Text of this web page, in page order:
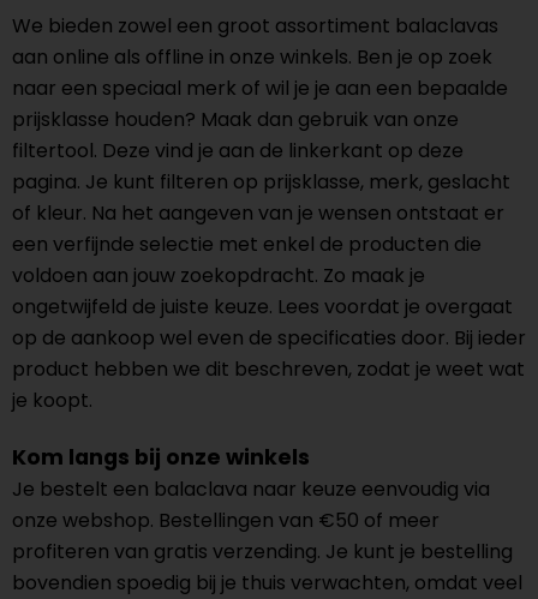
We bieden zowel een groot assortiment balaclavas
aan online als offline in onze winkels. Ben je op zoek
naar een speciaal merk of wil je je aan een bepaalde
prijsklasse houden? Maak dan gebruik van onze
filtertool. Deze vind je aan de linkerkant op deze
pagina. Je kunt filteren op prijsklasse, merk, geslacht
of kleur. Na het aangeven van je wensen ontstaat er
een verfijnde selectie met enkel de producten die
voldoen aan jouw zoekopdracht. Zo maak je
ongetwijfeld de juiste keuze. Lees voordat je overgaat
op de aankoop wel even de specificaties door. Bij ieder
product hebben we dit beschreven, zodat je weet wat
je koopt.
Kom langs bij onze winkels
Je bestelt een balaclava naar keuze eenvoudig via
onze webshop. Bestellingen van €50 of meer
profiteren van gratis verzending. Je kunt je bestelling
bovendien spoedig bij je thuis verwachten, omdat veel